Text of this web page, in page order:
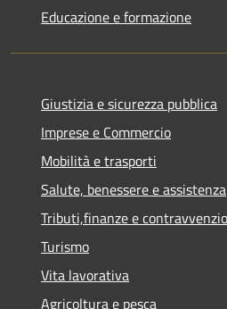
Educazione e formazione
Giustizia e sicurezza pubblica
Imprese e Commercio
Mobilità e trasporti
Salute, benessere e assistenza
Tributi,finanze e
Turismo
Vita lavorativa
Agricoltura e pesca